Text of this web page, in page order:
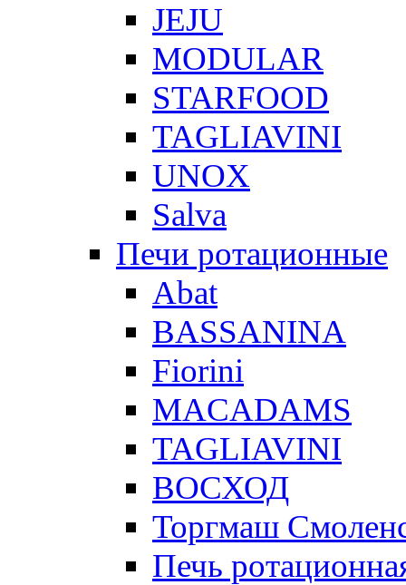
JEJU
MODULAR
STARFOOD
TAGLIAVINI
UNOX
Salva
Печи ротационные
Abat
BASSANINA
Fiorini
MACADAMS
TAGLIAVINI
ВОСХОД
Торгмаш
Печь